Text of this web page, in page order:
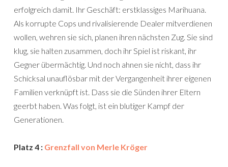
erfolgreich damit. Ihr Geschäft: erstklassiges Marihuana.
Als korrupte Cops und rivalisierende Dealer mitverdienen
wollen, wehren sie sich, planen ihren nächsten Zug. Sie sind
klug, sie halten zusammen, doch ihr Spiel ist riskant, ihr
Gegner übermächtig. Und noch ahnen sie nicht, dass ihr
Schicksal unauflösbar mit der Vergangenheit ihrer eigenen
Familien verknüpft ist. Dass sie die Sünden ihrer Eltern
geerbt haben. Was folgt, ist ein blutiger Kampf der
Generationen.
Platz 4 : Grenzfall von Merle Kröger